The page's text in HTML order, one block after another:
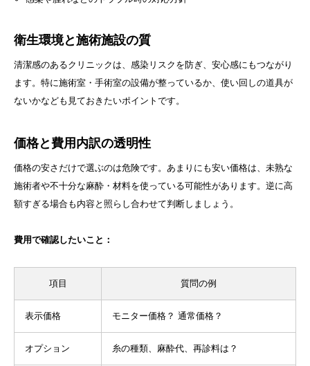
衛生環境と施術施設の質
清潔感のあるクリニックは、感染リスクを防ぎ、安心感にもつながり
ます。特に施術室・手術室の設備が整っているか、使い回しの道具が
ないかなども見ておきたいポイントです。
価格と費用内訳の透明性
価格の安さだけで選ぶのは危険です。あまりにも安い価格は、未熟な
施術者や不十分な麻酔・材料を使っている可能性があります。逆に高
額すぎる場合も内容と照らし合わせて判断しましょう。
費用で確認したいこと：
項目 質問の例
表示価格 モニター価格？ 通常価格？
オプション 糸の種類、麻酔代、再診料は？